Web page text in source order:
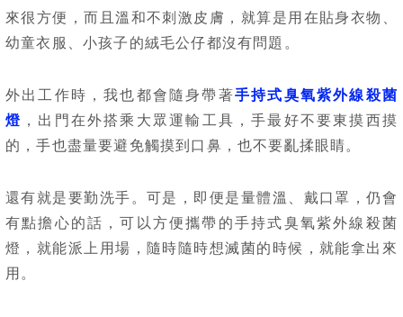
來很方便，而且溫和不刺激皮膚，就算是用在貼身衣物、
幼童衣服、小孩子的絨毛公仔都沒有問題。
外出工作時，我也都會隨身帶著手持式臭氧紫外線殺菌
燈 ，出門在外搭乘大眾運輸工具，手最好不要東摸西摸
的，手也盡量要避免觸摸到口鼻，也不要亂揉眼睛。
還有就是要勤洗手。可是，即便是量體溫、戴口罩，仍會
有點擔心的話，可以方便攜帶的手持式臭氧紫外線殺菌
燈，就能派上用場，隨時隨時想滅菌的時候，就能拿出來
用。